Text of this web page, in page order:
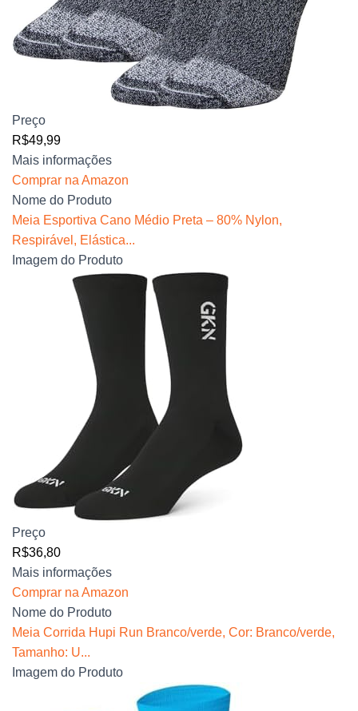
Preço
R$49,99
Mais informações
Comprar na Amazon
Nome do Produto
Meia Esportiva Cano Médio Preta – 80% Nylon,
Respirável, Elástica...
Imagem do Produto
Preço
R$36,80
Mais informações
Comprar na Amazon
Nome do Produto
Meia Corrida Hupi Run Branco/verde, Cor: Branco/verde,
Tamanho: U...
Imagem do Produto